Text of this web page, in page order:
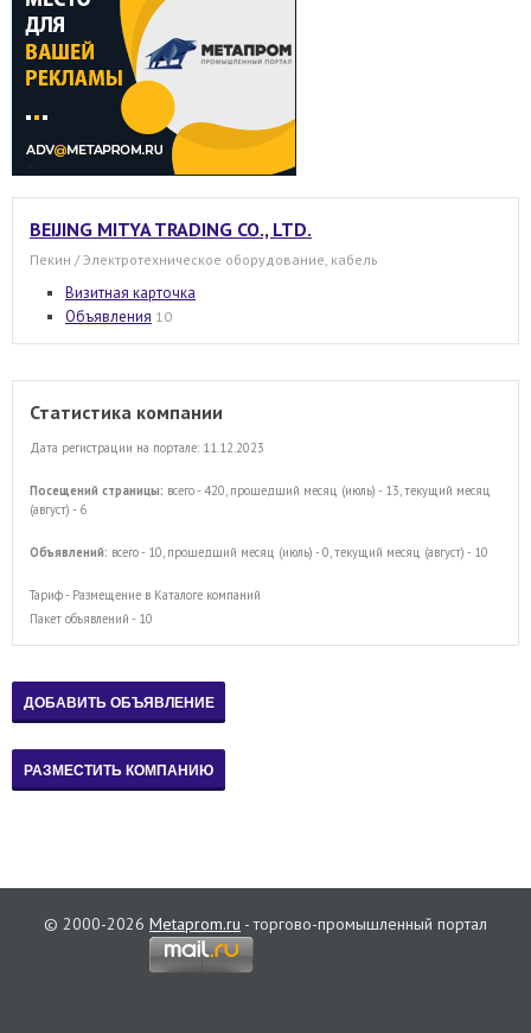
BEIJING MITYA TRADING CO., LTD.
Пекин / Электротехническое оборудование, кабель
Визитная карточка
Объявления 10
Статистика компании
Дата регистрации на портале: 11.12.2023
Посещений страницы: всего - 420, прошедший месяц (июль) - 13, текущий месяц
(август) - 6
Объявлений: всего - 10, прошедший месяц (июль) - 0, текущий месяц (август) - 10
Тариф - Размещение в Каталоге компаний
Пакет объявлений - 10
© 2000-2026 Metaprom.ru - торгово-промышленный портал